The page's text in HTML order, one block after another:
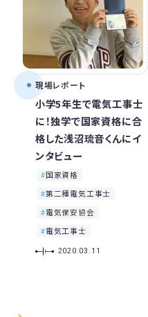
現場レポート
小学5年生で電気工事士
に！独学で国家資格に合
格した浅沼琉音くんにイ
ンタビュー
国家資格
第二種電気工事士
電気保安協会
電気工事士
2020.03.11